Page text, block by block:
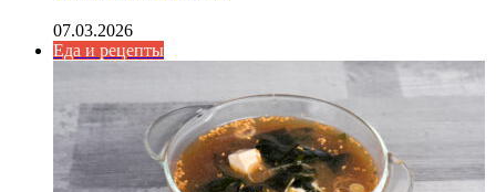
07.03.2026
Еда и рецепты